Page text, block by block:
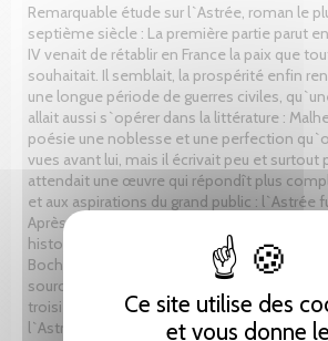
Ce site utilise des
et vous donne le
Remarquable étude sur l`Astrée, roman le
septième siècle : La première partie parut
IV venait de rétablir en France la paix que
souhaitait. Il semblait, la prospérité enfin
une longue période de guerres civiles,
allait aussi s`opérer dans la littérature :
poésie une noblesse et une perfection
vues avant lui, mais il écrivait peu et surtout
attendait une œuvre qui répondît plus
et aux aspirations du grand public : l`Astrée
Après une analyse minutieuse de l`Astrée
histoires, personnages, théorie de l`amour
Bochet étudie les origines du roman :
sources italiennes ; l`Astrée dans la tradition
troisième partie de l`ouvrage est
l`Astrée dans la formation de la littérature